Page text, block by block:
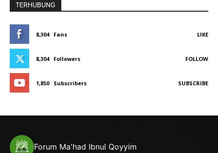
TERHUBUNG
8,304 Fans LIKE
8,304 Followers FOLLOW
1,850 Subscribers SUBSCRIBE
Forum Ma'had Ibnul Qoyyim